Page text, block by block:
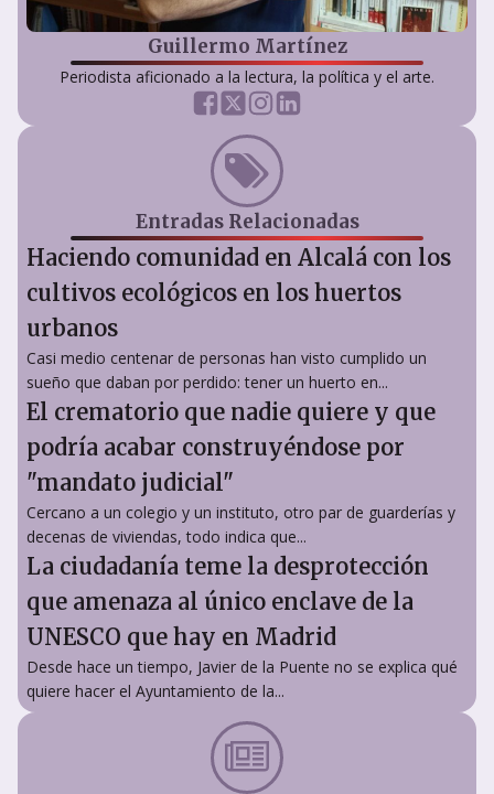
Guillermo Martínez
Periodista aficionado a la lectura, la política y el arte.
Entradas Relacionadas
Haciendo comunidad en Alcalá con los
cultivos ecológicos en los huertos
urbanos
Casi medio centenar de personas han visto cumplido un
sueño que daban por perdido: tener un huerto en...
El crematorio que nadie quiere y que
podría acabar construyéndose por
"mandato judicial"
Cercano a un colegio y un instituto, otro par de guarderías y
decenas de viviendas, todo indica que...
La ciudadanía teme la desprotección
que amenaza al único enclave de la
UNESCO que hay en Madrid
Desde hace un tiempo, Javier de la Puente no se explica qué
quiere hacer el Ayuntamiento de la...